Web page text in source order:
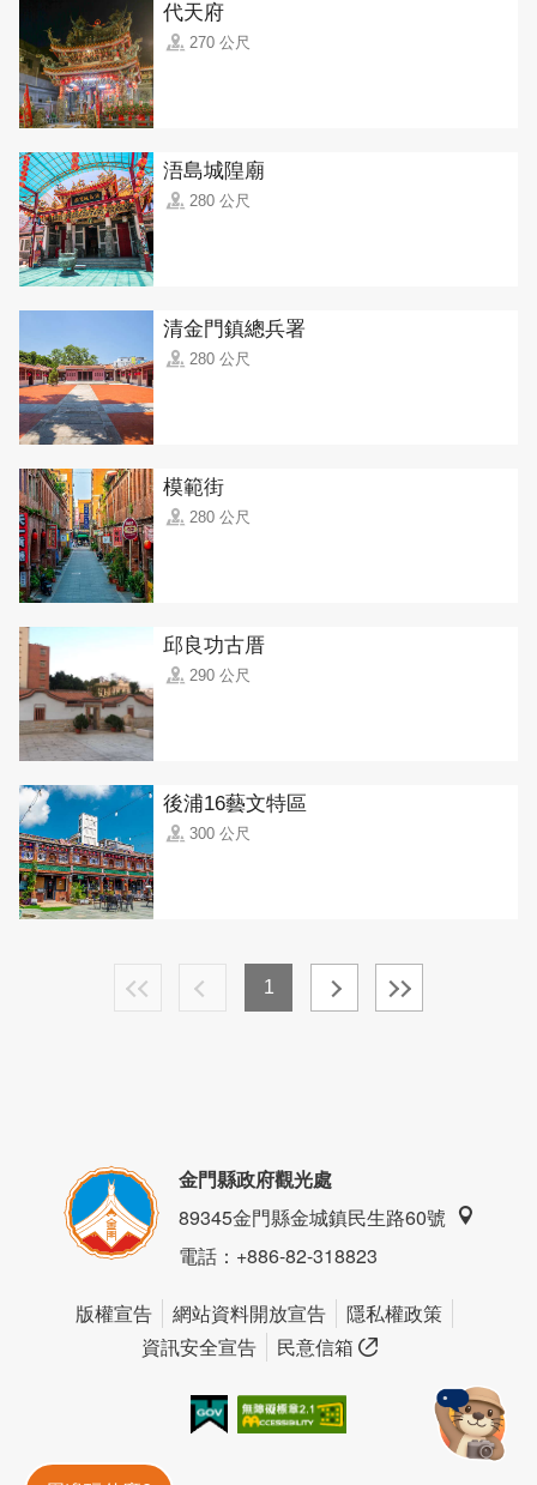
代天府
270 公尺
浯島城隍廟
280 公尺
清金門鎮總兵署
280 公尺
模範街
280 公尺
邱良功古厝
290 公尺
後浦16藝文特區
300 公尺
1
金門縣政府觀光處
89345金門縣金城鎮民生路60號
電話：+886-82-318823
版權宣告 網站資料開放宣告
隱私權政策
資訊安全宣告
民意信箱